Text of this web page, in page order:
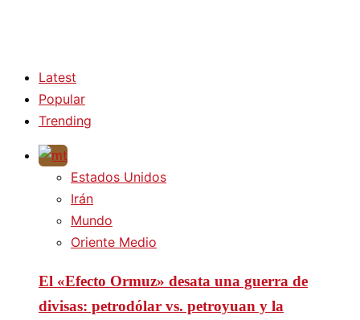
Latest
Popular
Trending
Estados Unidos
Irán
Mundo
Oriente Medio
El «Efecto Ormuz» desata una guerra de
divisas: petrodólar vs. petroyuan y la